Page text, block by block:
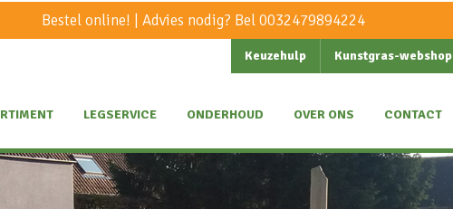
Bestel online! | Advies nodig? Bel0032479894224
Keuzehulp Kunstgras-webshop
LEGSERVICE ONDERHOUD OVER ONS CONTACT